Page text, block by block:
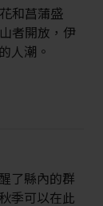
和菖蒲盛
者開放，伊
人潮。
了縣內的群
季可以在此